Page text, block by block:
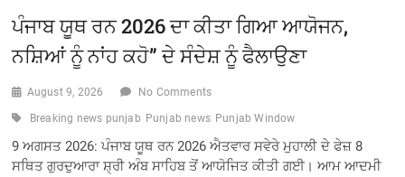
ਪੰਜਾਬ ਯੂਥ ਰਨ 2026 ਦਾ ਕੀਤਾ ਗਿਆ ਆਯੋਜਨ,
ਨਸ਼ਿਆਂ ਨੂੰ ਨਾਂਹ ਕਹੋ” ਦੇ ਸੰਦੇਸ਼ ਨੂੰ ਫੈਲਾਉਣਾ
August 9, 2026 No Comments
Breaking news punjab Punjab news Punjab Window
9 ਅਗਸਤ 2026: ਪੰਜਾਬ ਯੂਥ ਰਨ 2026 ਐਤਵਾਰ ਸਵੇਰੇ ਮੁਹਾਲੀ ਦੇ ਫੇਜ਼ 8
ਸਥਿਤ ਗੁਰਦੁਆਰਾ ਸ਼੍ਰੀ ਅੰਬ ਸਾਹਿਬ ਤੋਂ ਆਯੋਜਿਤ ਕੀਤੀ ਗਈ। ਆਮ ਆਦਮੀ